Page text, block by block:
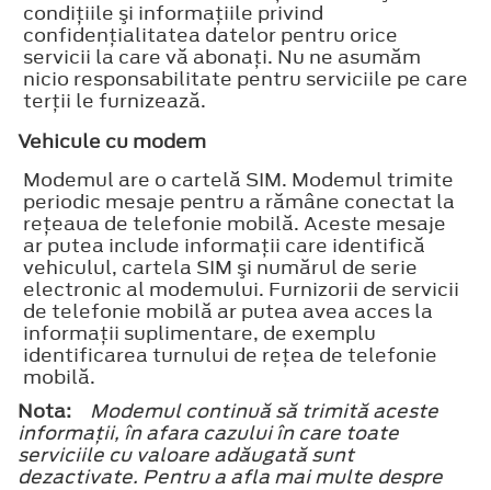
condiţiile şi informaţiile privind
confidenţialitatea datelor pentru orice
servicii la care vă abonaţi. Nu ne asumăm
nicio responsabilitate pentru serviciile pe care
terţii le furnizează.
Vehicule cu modem
Modemul are o cartelă SIM. Modemul trimite
periodic mesaje pentru a rămâne conectat la
reţeaua de telefonie mobilă. Aceste mesaje
ar putea include informaţii care identifică
vehiculul, cartela SIM şi numărul de serie
electronic al modemului. Furnizorii de servicii
de telefonie mobilă ar putea avea acces la
informaţii suplimentare, de exemplu
identificarea turnului de reţea de telefonie
mobilă.
Nota:
Modemul continuă să trimită aceste
informaţii, în afara cazului în care toate
serviciile cu valoare adăugată sunt
dezactivate. Pentru a afla mai multe despre